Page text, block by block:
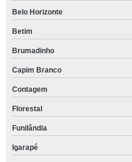
Belo Horizonte
Betim
Brumadinho
Capim Branco
Contagem
Florestal
Funilândia
Igarapé